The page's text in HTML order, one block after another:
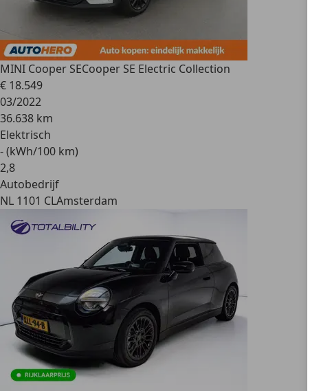
MINI Cooper SECooper SE Electric Collection
€ 18.549
03/2022
36.638 km
Elektrisch
- (kWh/100 km)
2,8
Autobedrijf
NL 1101 CLAmsterdam